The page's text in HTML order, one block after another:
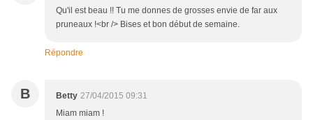
Qu'il est beau !! Tu me donnes de grosses envie de far aux
pruneaux !<br /> Bises et bon début de semaine.
Répondre
B Betty 27/04/2015 09:31
Miam miam !